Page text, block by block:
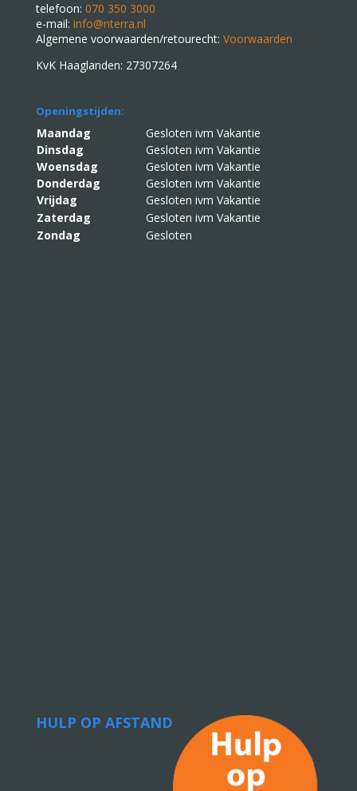
telefoon: 070 350 3000
e-mail: info@nterra.nl
Algemene voorwaarden/retourecht: Voorwaarden
KvK Haaglanden: 27307264
Openingstijden:
Maandag
Gesloten ivm Vakantie
Dinsdag
Gesloten ivm Vakantie
Woensdag
Gesloten ivm Vakantie
Donderdag
Gesloten ivm Vakantie
Vrijdag
Gesloten ivm Vakantie
Zaterdag
Gesloten ivm Vakantie
Zondag
Gesloten
HULP OP AFSTAND